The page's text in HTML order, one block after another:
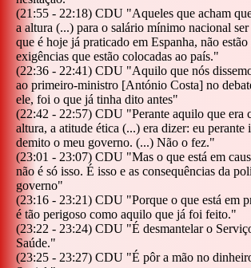
(21:55 - 22:18) CDU "Aqueles que acham
a altura (...) para o salário mínimo nacional
que é hoje já praticado em Espanha, não estão
exigências que estão colocadas ao país."
(22:36 - 22:41) CDU "Aquilo que nós
ao primeiro-ministro [António Costa] no
ele, foi o que já tinha dito antes"
(22:42 - 22:57) CDU "Perante aquilo que era
altura, a atitude ética (...) era dizer: eu perante
demito o meu governo. (...) Não o fez."
(23:01 - 23:07) CDU "Mas o que está em
não é só isso. É isso e as consequências da
governo"
(23:16 - 23:21) CDU "Porque o que está em
é tão perigoso como aquilo que já foi feito."
(23:22 - 23:24) CDU "É desmantelar o
Saúde."
(23:25 - 23:27) CDU "É pôr a mão no